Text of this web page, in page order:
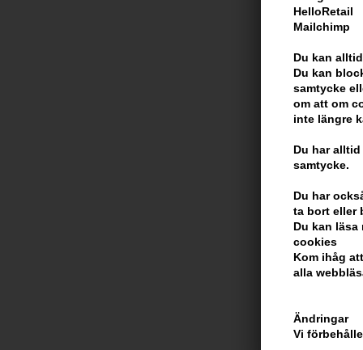
HelloRetail
Mailchimp
Du kan
Du kan
samtycke
om att om
inte längre
Du har
samtycke.
Du har
ta bort eller
Du kan
cookies
Kom ihåg
alla
Ändringar
Vi
Philip B Lovin
Tidigare
304,00 SEK
Erbjudandet
13.08.26